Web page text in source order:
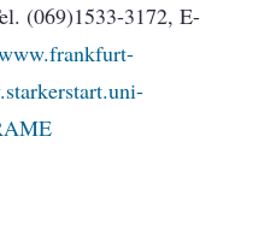
(069)1533-3172, E-